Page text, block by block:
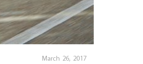
March 26, 2017